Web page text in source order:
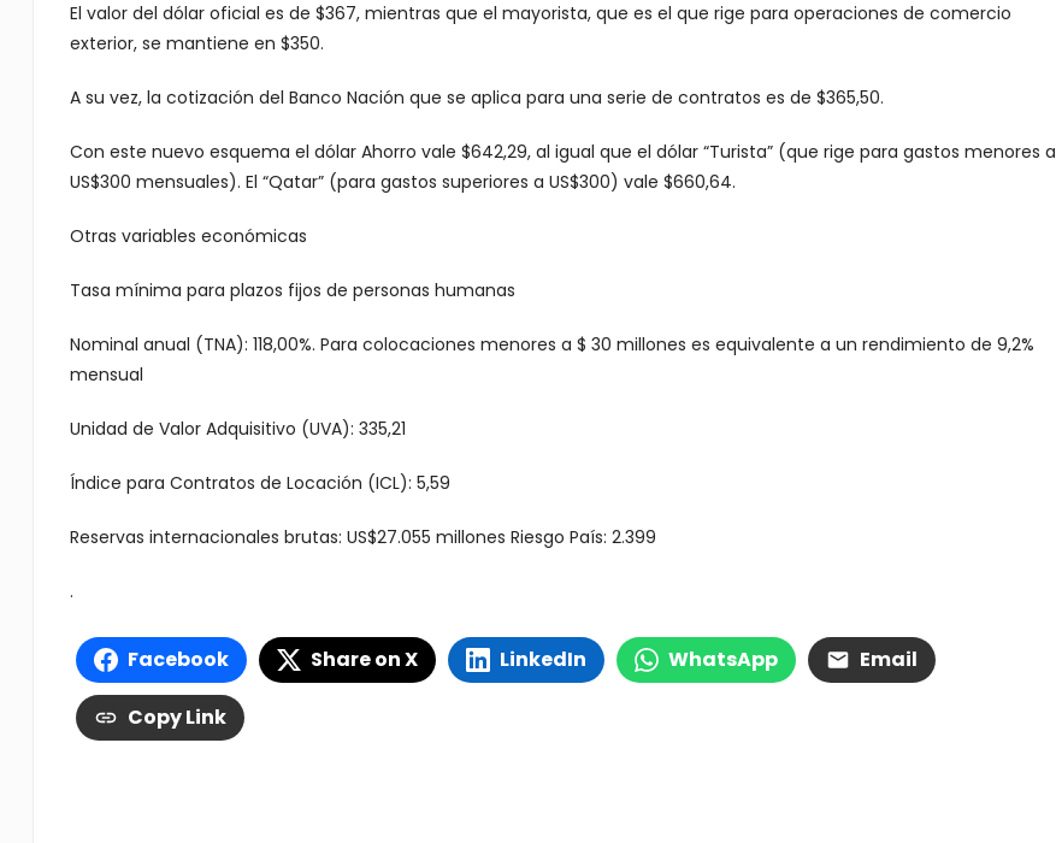
El valor del dólar oficial es de $367, mientras que el mayorista, que es el que rige para operaciones de comercio
exterior, se mantiene en $350.
A su vez, la cotización del Banco Nación que se aplica para una serie de contratos es de $365,50.
Con este nuevo esquema el dólar Ahorro vale $642,29, al igual que el dólar “Turista” (que rige para gastos menores a
US$300 mensuales). El “Qatar” (para gastos superiores a US$300) vale $660,64.
Otras variables económicas
Tasa mínima para plazos fijos de personas humanas
Nominal anual (TNA): 118,00%. Para colocaciones menores a $ 30 millones es equivalente a un rendimiento de 9,2%
mensual
Unidad de Valor Adquisitivo (UVA): 335,21
Índice para Contratos de Locación (ICL): 5,59
Reservas internacionales brutas: US$27.055 millones Riesgo País: 2.399
.
Facebook Share on X LinkedIn WhatsApp Email
Copy Link